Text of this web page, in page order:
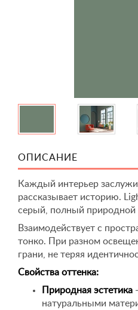
ОПИСАНИЕ
Каждый интерьер
рассказывает историю.
серый, полный природной
Взаимодействует с
тонко. При разном
грани, не теряя
Свойства оттенка:
Природная эстетика
натуральными